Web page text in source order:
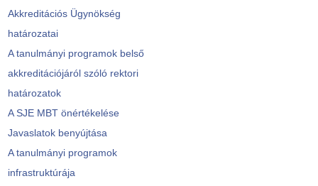
Akkreditációs Ügynökség
határozatai
A tanulmányi programok belső
akkreditációjáról szóló rektori
határozatok
A SJE MBT önértékelése
Javaslatok benyújtása
A tanulmányi programok
infrastruktúrája